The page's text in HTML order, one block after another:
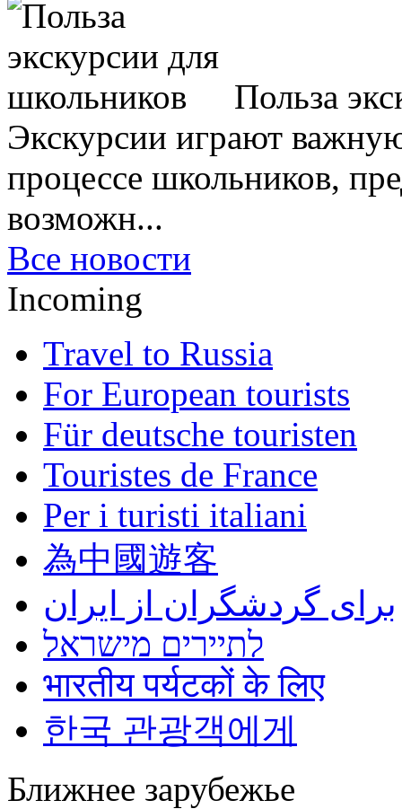
Польза
Экскурсии играют
процессе школьников,
возможн...
Все новости
Incoming
Travel to Russia
For European tourists
Für deutsche touristen
Touristes de France
Per i turisti italiani
為中國遊客
برای گردشگران از ایران
לתיירים מישראל
भारतीय पर्यटकों के लिए
한국 관광객에게
Ближнее зарубежье